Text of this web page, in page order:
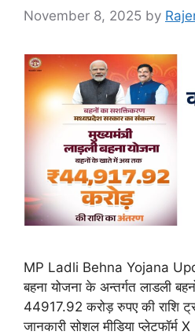
November 8, 2025 by
MP Ladli Behna Yojana
बहना योजना के अन्तर्गत लाडली
44917.92 करोड़ रुपए की राशि
जानकारी सोशल मीडिया प्लेटफॉर्म